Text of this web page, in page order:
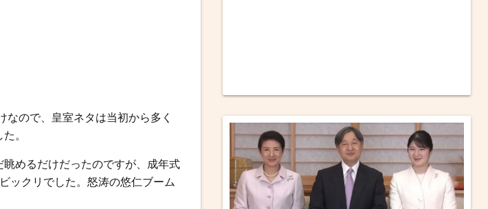
ので、皇室ネタは当初から多く
。
めるだけだったのですが、成年式
ックリでした。怒涛の悠仁ブーム